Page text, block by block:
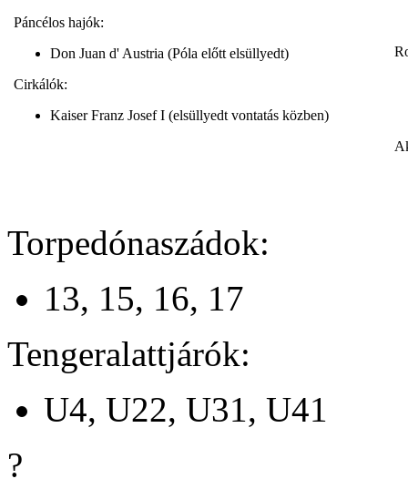
Páncélos hajók:
Don Juan d' Austria (Póla előtt elsüllyedt)
Cirkálók:
Kaiser Franz Josef I (elsüllyedt vontatás közben)
Torpedónaszádok:
13, 15, 16, 17
Tengeralattjárók:
U4, U22, U31, U41
?